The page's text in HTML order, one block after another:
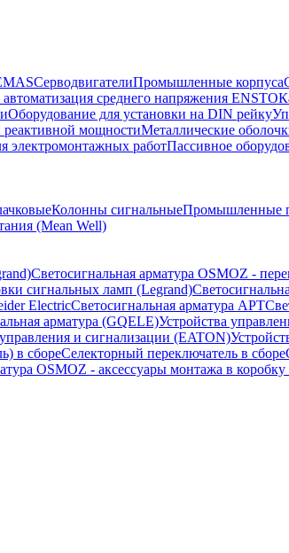
CерводвигателиПромышленные корпуса
среднего напряжения ENSTO
Оборудование для установки на DIN рейку
мощностиМеталлические
электромонтажных работПассивное
Колонны сигнальныеПромышленные
(Mean Well)
Светосигнальная арматура OSMOZ -
сигнальных ламп (Legrand)
ElectricСветосигнальная арматура APT
арматура (GQELE)Устройства
и сигнализации (EATON)
в сбореСелекторный переключатель в сборе
OSMOZ - аксессуары монтажа в